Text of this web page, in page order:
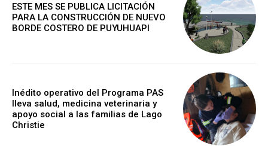
ESTE MES SE PUBLICA LICITACIÓN
PARA LA CONSTRUCCIÓN DE NUEVO
BORDE COSTERO DE PUYUHUAPI
Inédito operativo del Programa PAS
lleva salud, medicina veterinaria y
apoyo social a las familias de Lago
Christie